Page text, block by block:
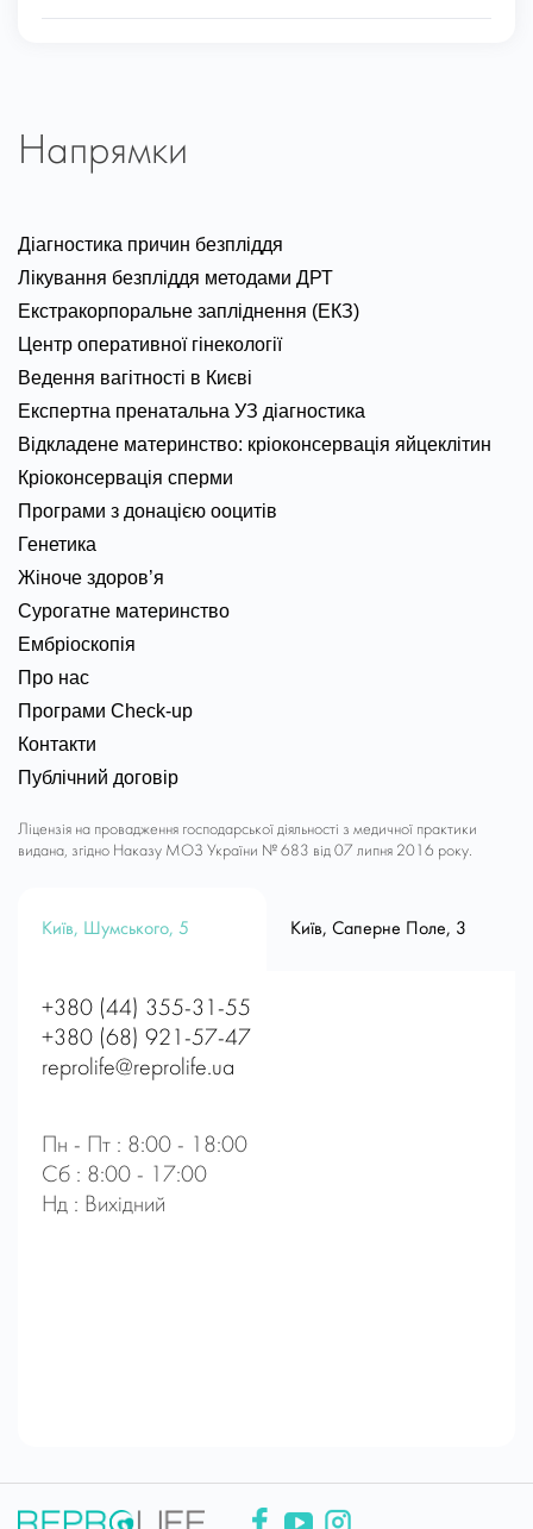
Напрямки
Діагностика причин безпліддя
Лікування безпліддя методами ДРТ
Екстракорпоральне запліднення (ЕКЗ)
Центр оперативної гінекології
Ведення вагітності в Києві
Експертна пренатальна УЗ діагностика
Відкладене материнство: кріоконсервація яйцеклітин
Кріоконсервація сперми
Програми з донацією ооцитів
Генетика
Жіноче здоров’я
Сурогатне материнство
Ембріоскопія
Про нас
Програми Check-up
Контакти
Публічний договір
Ліцензія на провадження господарської діяльності з медичної практики
видана, згідно Наказу МОЗ України № 683 від 07 липня 2016 року.
Київ, Шумського, 5 Київ, Саперне Поле, 3
+380 (44) 355-31-55
+380 (68) 921-57-47
reprolife@reprolife.ua
Пн - Пт : 8:00 - 18:00
Сб : 8:00 - 17:00
Нд : Вихідний